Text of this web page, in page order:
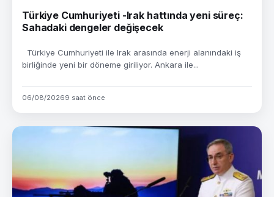
Türkiye Cumhuriyeti -Irak hattında yeni süreç:
Sahadaki dengeler değişecek
Türkiye Cumhuriyeti ile Irak arasında enerji alanındaki iş
birliğinde yeni bir döneme giriliyor. Ankara ile...
06/08/20269 saat önce